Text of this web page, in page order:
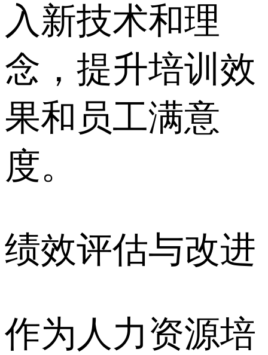
入新技术和理
念，提升培训效
果和员工满意
度。
绩效评估与改进
作为人力资源培